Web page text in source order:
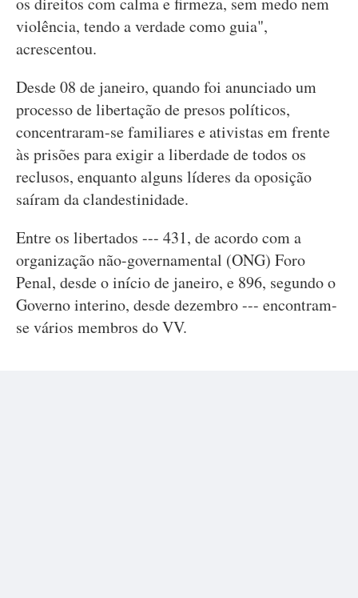
violência, tendo a verdade como guia",
acrescentou.
Desde 08 de janeiro, quando foi anunciado um
processo de libertação de presos políticos,
concentraram-se familiares e ativistas em frente
às prisões para exigir a liberdade de todos os
reclusos, enquanto alguns líderes da oposição
saíram da clandestinidade.
Entre os libertados --- 431, de acordo com a
organização não-governamental (ONG) Foro
Penal, desde o início de janeiro, e 896, segundo o
Governo interino, desde dezembro --- encontram-
se vários membros do VV.